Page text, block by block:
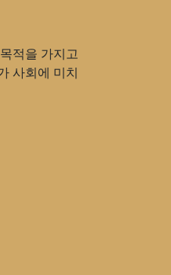
적을 가지고
사회에 미치